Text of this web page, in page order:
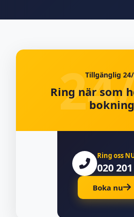
Tillgänglig
Ring när som
bokning
Ring oss
020
Boka nu